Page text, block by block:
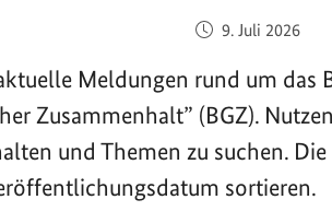
Veröffentlicht am:
9. Juli 2026
Meldungen rund um das
Zusammenhalt” (BGZ).
und Themen zu suchen.
sortieren.